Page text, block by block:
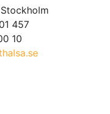
457
10